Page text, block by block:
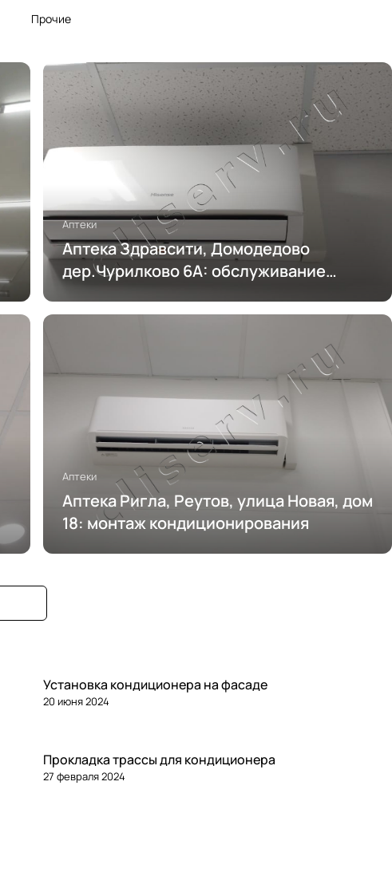
Прочие
Аптеки
Аптека Здравсити, Домодедово
дер.Чурилково 6А: обслуживание
Аптеки
Аптека Ригла, Реутов, улица Новая, дом
18: монтаж кондиционирования
Установка кондиционера на фасаде
20 июня 2024
Прокладка трассы для кондиционера
27 февраля 2024